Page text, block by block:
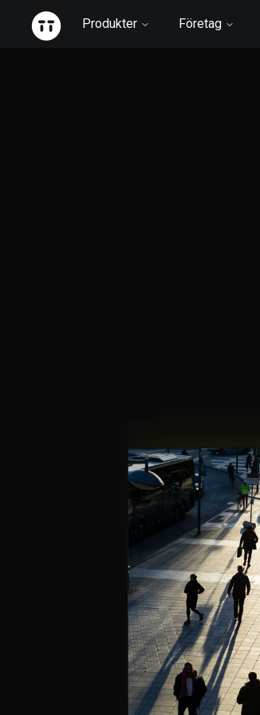
Produkter Företag